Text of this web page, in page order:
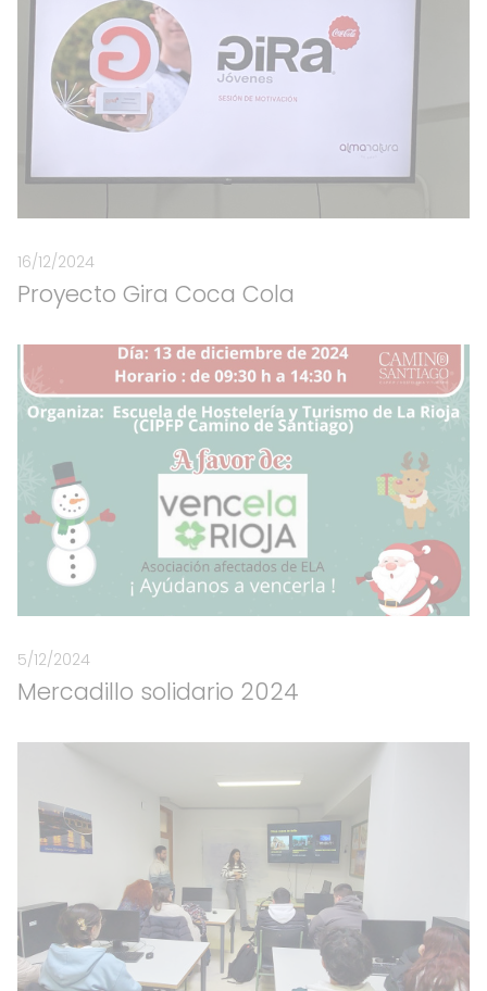
16/12/2024
Proyecto Gira Coca Cola
5/12/2024
Mercadillo solidario 2024